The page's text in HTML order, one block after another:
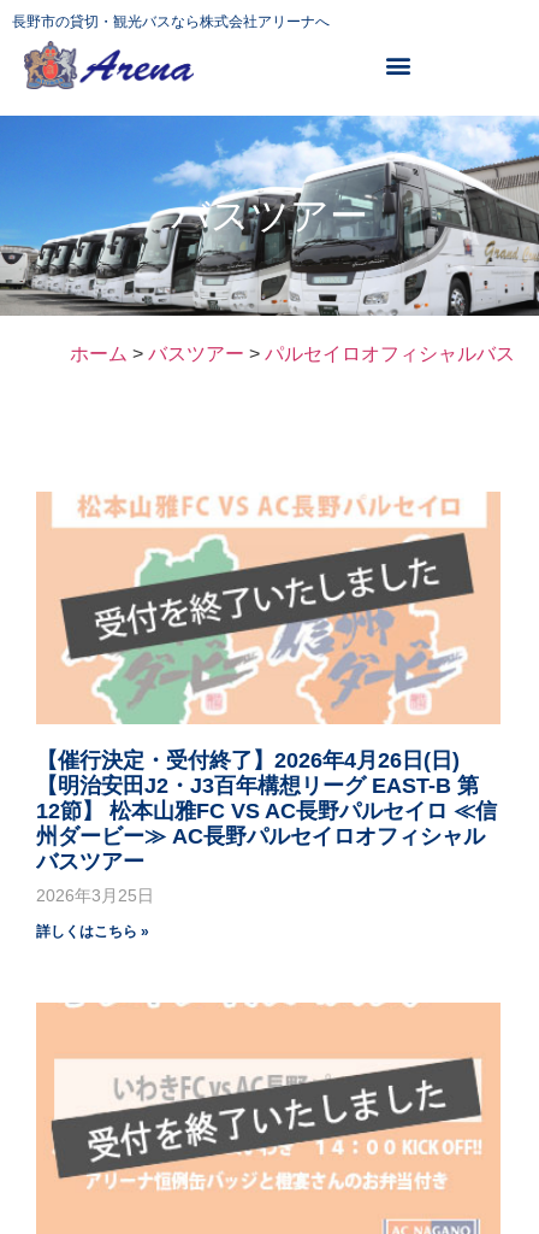
長野市の貸切・観光バスなら株式会社アリーナへ
バスツアー
ホーム > バスツアー > パルセイロオフィシャルバス
【催行決定・受付終了】2026年4月26日(日)
【明治安田J2・J3百年構想リーグ EAST-B 第
12節】 松本山雅FC VS AC長野パルセイロ ≪信
州ダービー≫ AC長野パルセイロオフィシャル
バスツアー
2026年3月25日
詳しくはこちら »